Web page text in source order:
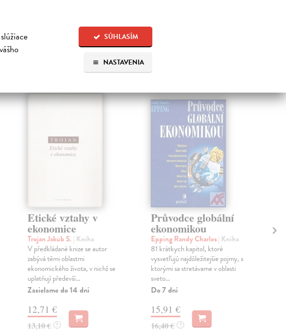
SÚHLASÍM
NASTAVENIA
si kúpili aj:
Etické vztahy v
ekonomice
Trojan Jakub S. | Kniha
V předkládané knize se autor
zabývá těmi oblastmi
ekonomického života, v nichž se
uplatňují předevší...
Zasielame do 14 dní
12,71 €
13,10 € ?
Průvodce globální
ekonomikou
Epping Randy Charles| Kniha
81 krátkych kapitol, ktoré
vysvetľujú najdôležitejšie pojmy, s
ktorými sa stretávame v oblasti
sveto...
Do 7 dní
15,91 €
16,40 € ?